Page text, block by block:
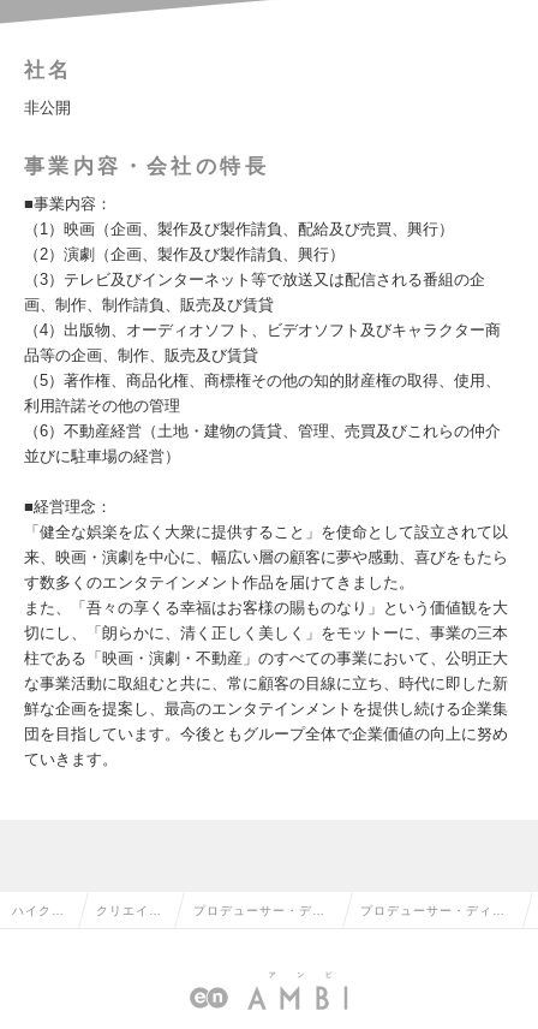
社名
非公開
事業内容・会社の特長
■事業内容：
（1）映画（企画、製作及び製作請負、配給及び売買、興行）
（2）演劇（企画、製作及び製作請負、興行）
（3）テレビ及びインターネット等で放送又は配信される番組の企
画、制作、制作請負、販売及び賃貸
（4）出版物、オーディオソフト、ビデオソフト及びキャラクター商
品等の企画、制作、販売及び賃貸
（5）著作権、商品化権、商標権その他の知的財産権の取得、使用、
利用許諾その他の管理
（6）不動産経営（土地・建物の賃貸、管理、売買及びこれらの仲介
並びに駐車場の経営）
■経営理念：
「健全な娯楽を広く大衆に提供すること」を使命として設立されて以
来、映画・演劇を中心に、幅広い層の顧客に夢や感動、喜びをもたら
す数多くのエンタテインメント作品を届けてきました。
また、「吾々の享くる幸福はお客様の賜ものなり」という価値観を大
切にし、「朗らかに、清く正しく美しく」をモットーに、事業の三本
柱である「映画・演劇・不動産」のすべての事業において、公明正大
な事業活動に取組むと共に、常に顧客の目線に立ち、時代に即した新
鮮な企画を提案し、最高のエンタテインメントを提供し続ける企業集
団を目指しています。今後ともグループ全体で企業価値の向上に努め
ていきます。
ハイクラ クリエイテ プロデューサー・ディ
転職
プロデューサー・ディレ